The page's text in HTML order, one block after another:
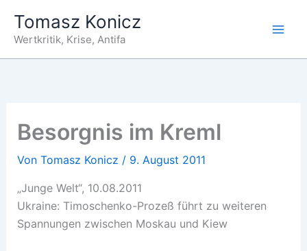
Inhalt
springen
Tomasz Konicz
Wertkritik, Krise, Antifa
Besorgnis im Kreml
Von Tomasz Konicz / 9. August 2011
„Junge Welt“, 10.08.2011
Ukraine: Timoschenko-Prozeß führt zu weiteren
Spannungen zwischen Moskau und Kiew